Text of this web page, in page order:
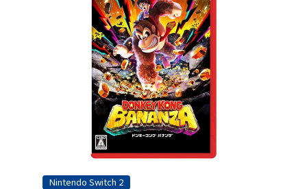
Nintendo Switch 2